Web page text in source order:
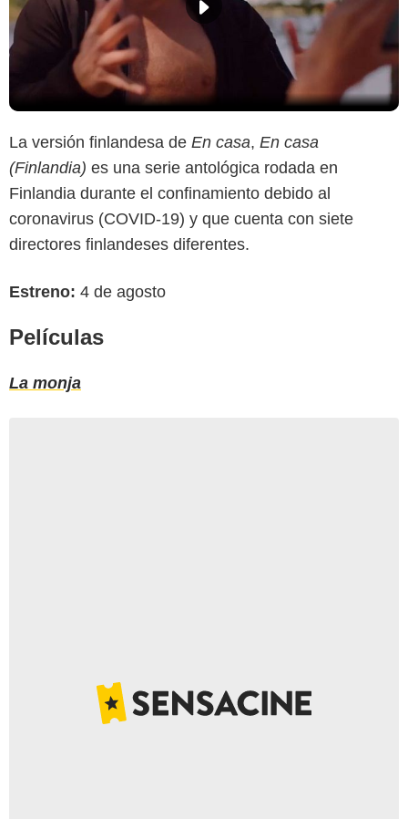
La versión finlandesa de En casa, En casa
(Finlandia) es una serie antológica rodada en
Finlandia durante el confinamiento debido al
coronavirus (COVID-19) y que cuenta con siete
directores finlandeses diferentes.
Estreno: 4 de agosto
Películas
La monja